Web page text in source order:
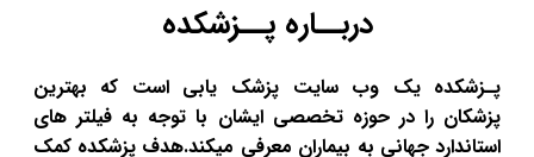
دربــاره پــزشکده
پـزشکده یک وب سایت پزشک یابی است که بهترین
پزشکان را در حوزه تخصصی ایشان با توجه به فیلتر های
استاندارد جهانی به بیماران معرفی میکند.هدف پزشکده کمک